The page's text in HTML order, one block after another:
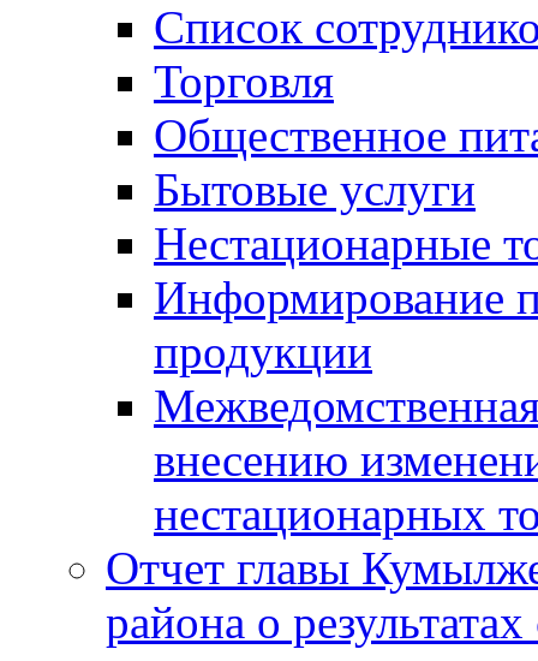
Список
Торговля
Общественное
Бытовые услуги
Нестационарные
Информирование
продукции
внесению
нестационарных
Отчет главы
района о